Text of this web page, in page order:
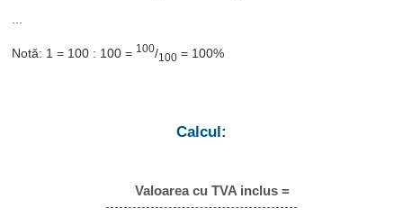
Notă: 1 = 100 : 100 = 100/100 = 100%
Calcul:
Valoarea cu TVA inclus =